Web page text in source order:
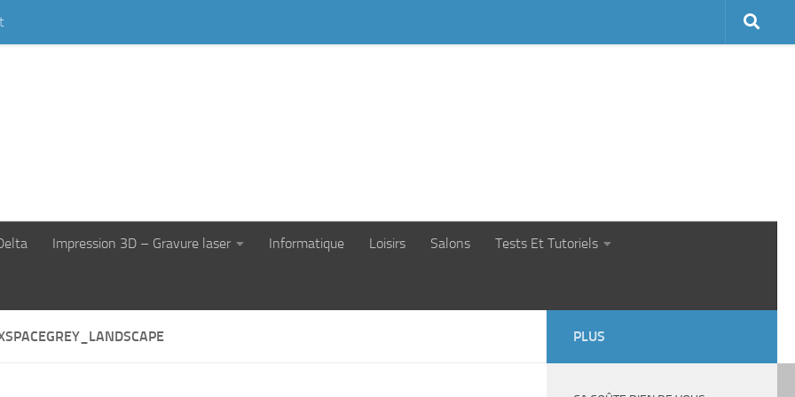
Impression 3D – Gravure laser Informatique Loisirs Salons Tests Et Tutoriels
PLUS